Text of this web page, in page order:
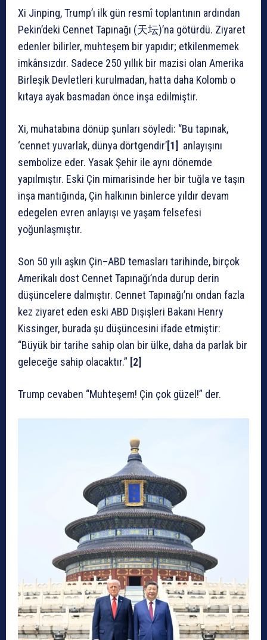
Xi Jinping, Trump’ı ilk gün resmî toplantının ardından
Pekin’deki Cennet Tapınağı (天坛)’na götürdü. Ziyaret
edenler bilirler, muhteşem bir yapıdır; etkilenmemek
imkânsızdır. Sadece 250 yıllık bir mazisi olan Amerika
Birleşik Devletleri kurulmadan, hatta daha Kolomb o
kıtaya ayak basmadan önce inşa edilmiştir.
Xi, muhatabına dönüp şunları söyledi: “Bu tapınak,
‘cennet yuvarlak, dünya dörtgendir’[1] anlayışını
sembolize eder. Yasak Şehir ile aynı dönemde
yapılmıştır. Eski Çin mimarisinde her bir tuğla ve taşın
inşa mantığında, Çin halkının binlerce yıldır devam
edegelen evren anlayışı ve yaşam felsefesi
yoğunlaşmıştır.
Son 50 yılı aşkın Çin–ABD temasları tarihinde, birçok
Amerikalı dost Cennet Tapınağı’nda durup derin
düşüncelere dalmıştır. Cennet Tapınağı’nı ondan fazla
kez ziyaret eden eski ABD Dışişleri Bakanı Henry
Kissinger, burada şu düşüncesini ifade etmiştir:
“Büyük bir tarihe sahip olan bir ülke, daha da parlak bir
geleceğe sahip olacaktır.” [2]
Trump cevaben “Muhteşem! Çin çok güzel!” der.